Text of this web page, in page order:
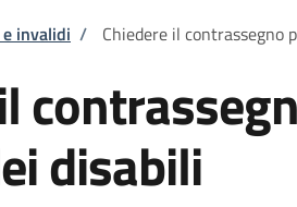
pane
invalidi / Chiedere il contrassegno
disabili